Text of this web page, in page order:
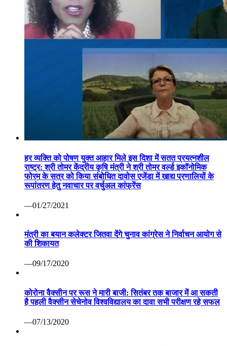
हर व्यक्ति को पोषण युक्त आहार मिले इस दिशा में सतत प्रयत्नशील
राष्ट्र: श्री तोमर केंद्रीय कृषि मंत्री ने श्री तोमर वर्ल्ड इकॉनोमिक
फोरम के सत्र को किया संबोधित दावोस एजेंडा में खाद्य प्रणालियों के
रूपांतरण हेतु नवाचार पर वर्चुअल कांफ्रेंस
—01/27/2021
मंत्री का बयान कलेक्टर जितवा देंगे चुनाव कांग्रेस ने निर्वाचन आयोग से
की शिकायत
—09/17/2020
कोरोना वैक्सीन पर रूस ने मारी बाजी: सितंबर तक बाजार में आ सकती
है पहली वैक्सीन सेचेनोव विश्वविद्यालय का दावा सभी परीक्षण रहे सफल
—07/13/2020